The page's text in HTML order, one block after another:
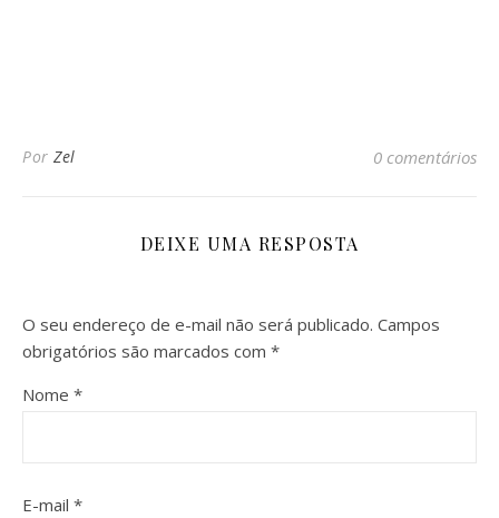
Por Zel 0 comentários
DEIXE UMA RESPOSTA
O seu endereço de e-mail não será publicado. Campos
obrigatórios são marcados com *
Nome *
E-mail *